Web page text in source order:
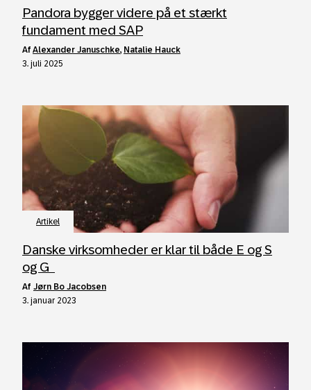
Pandora bygger videre på et stærkt
fundament med SAP
af Alexander Januschke, Natalie Hauck
3. juli 2025
Artikel
Danske virksomheder er klar til både E og S
og G
af Jørn Bo Jacobsen
3. januar 2023